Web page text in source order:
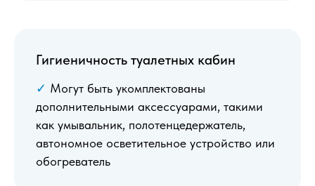
Гигиеничность туалетных кабин
✓ Могут быть укомплектованы
дополнительными аксессуарами, такими
как умывальник, полотенцедержатель,
автономное осветительное устройство или
обогреватель